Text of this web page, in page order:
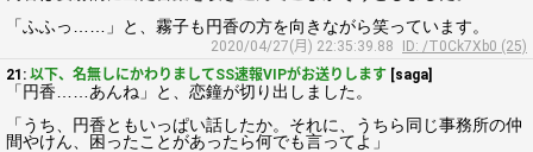
「ふふっ……」と、霧子も円香の方を向きながら笑っています。
2020/04/27(月) 22:35:39.88
ID: /T0Ck7Xb0 (25)
21: 以下、名無しにかわりましてSS速報VIPがお送りします [saga]
「円香……あんね」と、恋鐘が切り出しました。
「うち、円香ともいっぱい話したか。それに、うちら同じ事務所の仲
間やけん、困ったことがあったら何でも言ってよ」